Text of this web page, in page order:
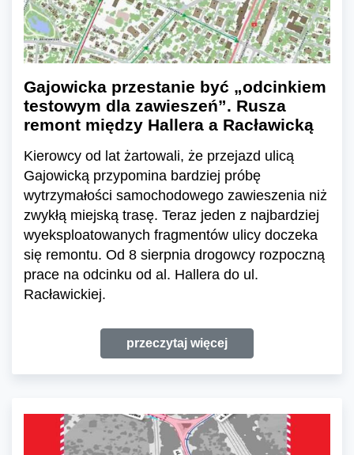
Gajowicka przestanie być „odcinkiem
testowym dla zawieszeń”. Rusza
remont między Hallera a Racławicką
Kierowcy od lat żartowali, że przejazd ulicą
Gajowicką przypomina bardziej próbę
wytrzymałości samochodowego zawieszenia niż
zwykłą miejską trasę. Teraz jeden z najbardziej
wyeksploatowanych fragmentów ulicy doczeka
się remontu. Od 8 sierpnia drogowcy rozpoczną
prace na odcinku od al. Hallera do ul.
Racławickiej.
przeczytaj więcej